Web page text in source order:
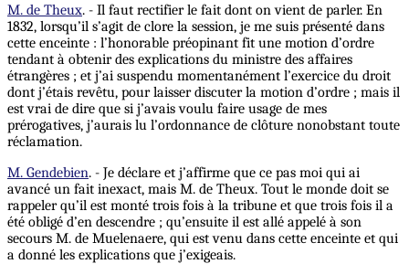
M. de Theux. - Il faut rectifier le fait dont on vient de parler. En
1832, lorsqu’il s’agit de clore la session, je me suis présenté dans
cette enceinte : l’honorable préopinant fit une motion d’ordre
tendant à obtenir des explications du ministre des affaires
étrangères ; et j’ai suspendu momentanément l’exercice du droit
dont j’étais revêtu, pour laisser discuter la motion d’ordre ; mais il
est vrai de dire que si j’avais voulu faire usage de mes
prérogatives, j’aurais lu l’ordonnance de clôture nonobstant toute
réclamation.
M. Gendebien. - Je déclare et j’affirme que ce pas moi qui ai
avancé un fait inexact, mais M. de Theux. Tout le monde doit se
rappeler qu’il est monté trois fois à la tribune et que trois fois il a
été obligé d’en descendre ; qu’ensuite il est allé appelé à son
secours M. de Muelenaere, qui est venu dans cette enceinte et qui
a donné les explications que j’exigeais.